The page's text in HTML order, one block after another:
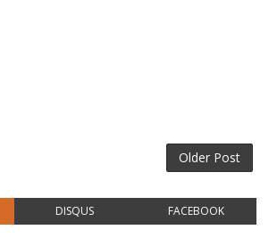
Older Post
DISQUS FACEBOOK